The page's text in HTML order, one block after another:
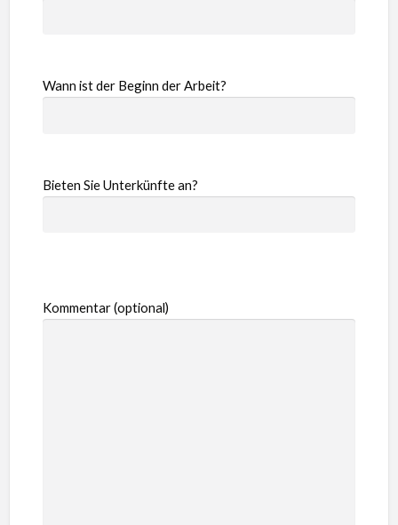
Wann ist der Beginn der Arbeit?
Bieten Sie Unterkünfte an?
Kommentar (optional)